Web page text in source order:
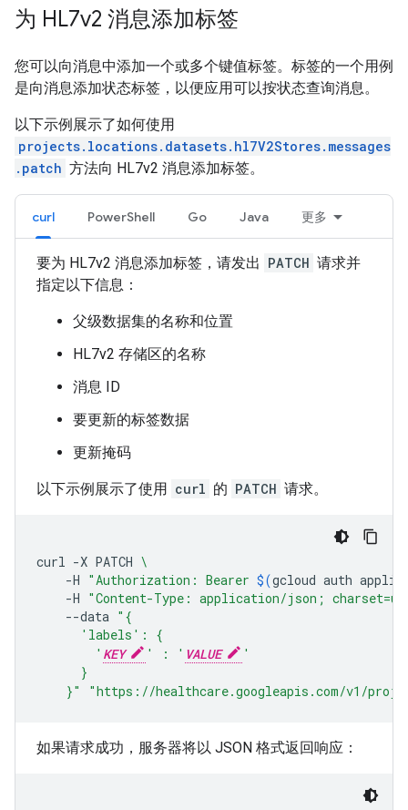
为 HL7v2 消息添加标签
您可以向消息中添加一个或多个键值标签。标签的一个用例
是向消息添加状态标签，以便应用可以按状态查询消息。
以下示例展示了如何使用
projects.locations.datasets.hl7V2Stores.messages
.patch 方法向 HL7v2 消息添加标签。
curl PowerShell Go Java 更多
要为 HL7v2 消息添加标签，请发出 PATCH 请求并
指定以下信息：
父级数据集的名称和位置
HL7v2 存储区的名称
消息 ID
要更新的标签数据
更新掩码
以下示例展示了使用 curl 的 PATCH 请求。
curl -X PATCH \
-H "Authorization: Bearer $(gcloud auth
-H "Content-Type: application/json;
--data "{
      'labels': {
        '
KEY ' : ' VALUE
'
      }
    }"
"https://healthcare.googleapis.com/v1/
如果请求成功，服务器将以 JSON 格式返回响应：